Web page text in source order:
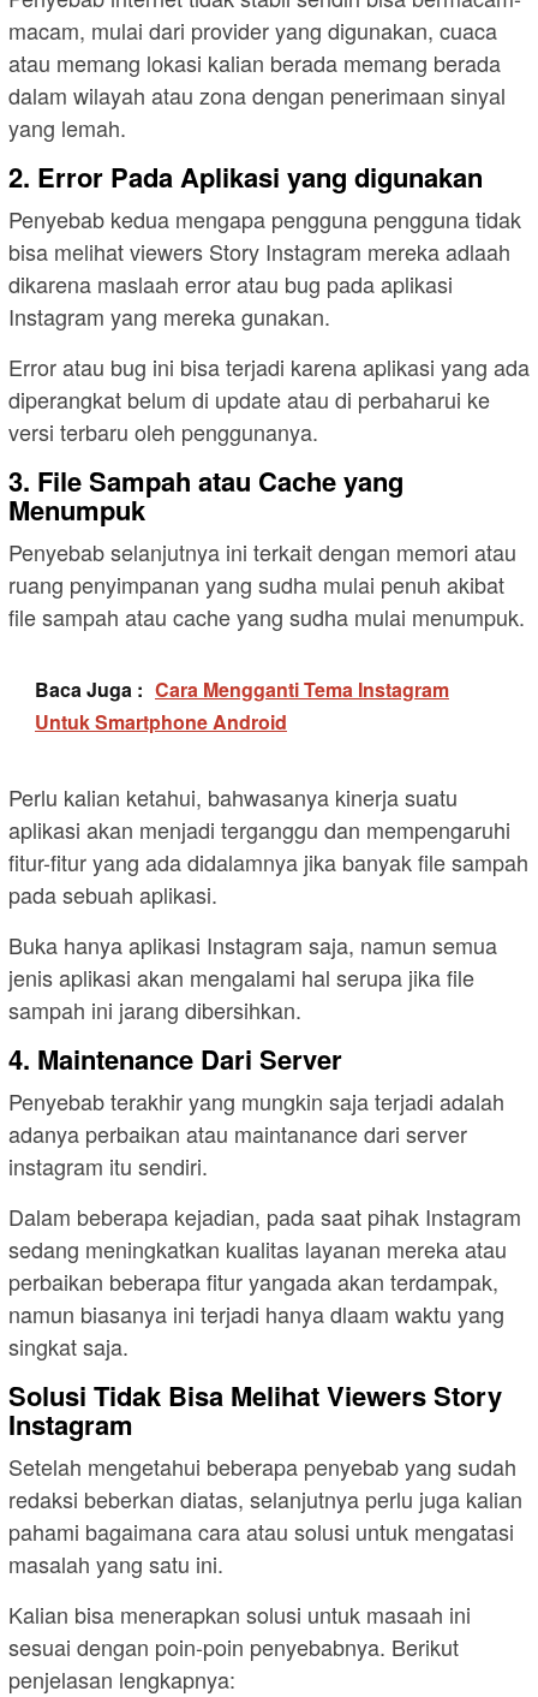
macam, mulai dari provider yang digunakan, cuaca
atau memang lokasi kalian berada memang berada
dalam wilayah atau zona dengan penerimaan sinyal
yang lemah.
2. Error Pada Aplikasi yang digunakan
Penyebab kedua mengapa pengguna pengguna tidak
bisa melihat viewers Story Instagram mereka adlaah
dikarena maslaah error atau bug pada aplikasi
Instagram yang mereka gunakan.
Error atau bug ini bisa terjadi karena aplikasi yang ada
diperangkat belum di update atau di perbaharui ke
versi terbaru oleh penggunanya.
3. File Sampah atau Cache yang
Menumpuk
Penyebab selanjutnya ini terkait dengan memori atau
ruang penyimpanan yang sudha mulai penuh akibat
file sampah atau cache yang sudha mulai menumpuk.
Baca Juga : Cara Mengganti Tema Instagram
Untuk Smartphone Android
Perlu kalian ketahui, bahwasanya kinerja suatu
aplikasi akan menjadi terganggu dan mempengaruhi
fitur-fitur yang ada didalamnya jika banyak file sampah
pada sebuah aplikasi.
Buka hanya aplikasi Instagram saja, namun semua
jenis aplikasi akan mengalami hal serupa jika file
sampah ini jarang dibersihkan.
4. Maintenance Dari Server
Penyebab terakhir yang mungkin saja terjadi adalah
adanya perbaikan atau maintanance dari server
instagram itu sendiri.
Dalam beberapa kejadian, pada saat pihak Instagram
sedang meningkatkan kualitas layanan mereka atau
perbaikan beberapa fitur yangada akan terdampak,
namun biasanya ini terjadi hanya dlaam waktu yang
singkat saja.
Solusi Tidak Bisa Melihat Viewers Story
Instagram
Setelah mengetahui beberapa penyebab yang sudah
redaksi beberkan diatas, selanjutnya perlu juga kalian
pahami bagaimana cara atau solusi untuk mengatasi
masalah yang satu ini.
Kalian bisa menerapkan solusi untuk masaah ini
sesuai dengan poin-poin penyebabnya. Berikut
penjelasan lengkapnya: